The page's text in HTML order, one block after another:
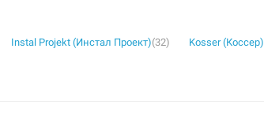
Instal Projekt (Инстал Проект)(32) Kosser (Коссер)